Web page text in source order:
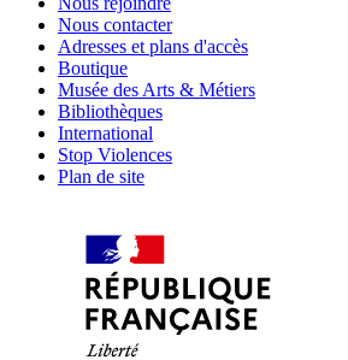
Nous contacter
Adresses et plans d'accès
Boutique
Musée des Arts & Métiers
Bibliothèques
International
Stop Violences
Plan de site